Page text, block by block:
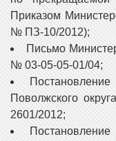
Приказом
№ ПЗ-10/2012);
Письмо
№ 03-05-05-01/04;
Поволжского
2601/2012;